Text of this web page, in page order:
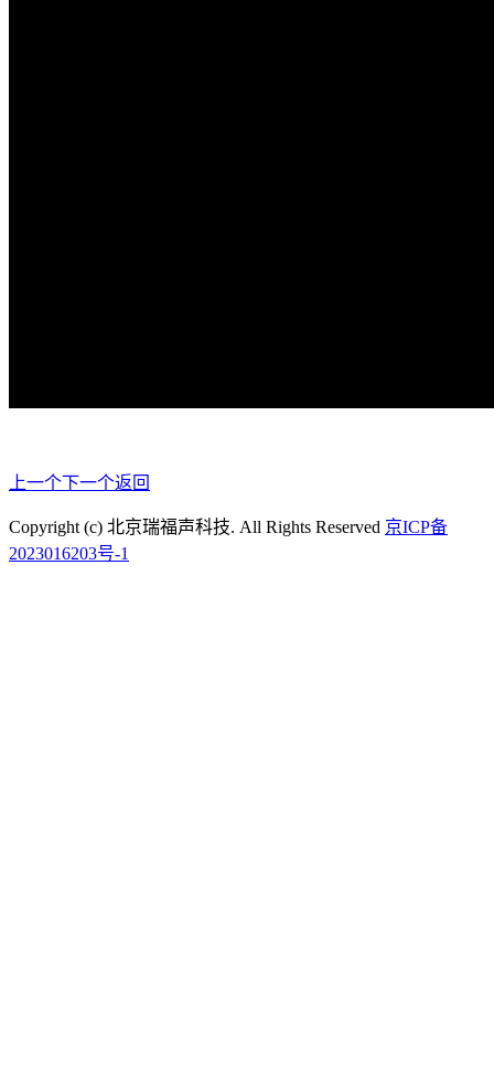
上一个下一个返回
Copyright (c) 北京瑞福声科技. All Rights Reserved 京ICP备
2023016203号-1